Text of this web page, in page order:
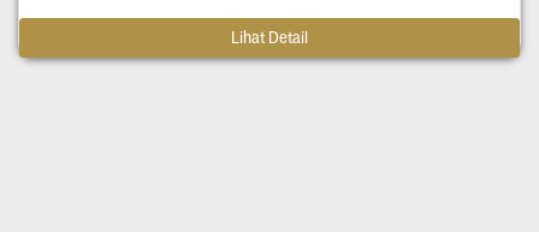
Lihat Detail